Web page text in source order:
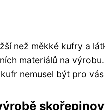
než měkké kufry a
materiálů na
nemusel být pro